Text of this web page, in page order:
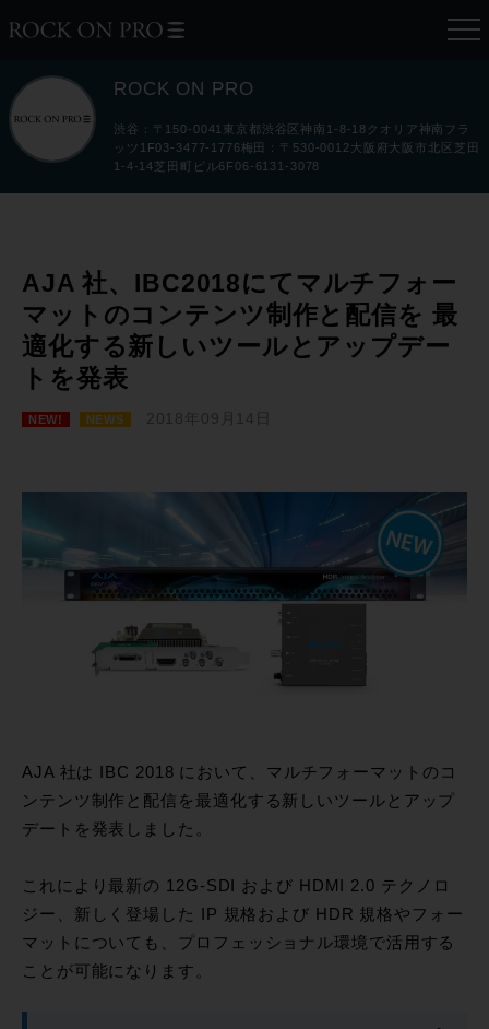
ROCK ON PRO
渋谷：〒150-0041東京都渋谷区神南1-8-18クオリア神南フラ
ッツ1F03-3477-1776梅田：〒530-0012大阪府大阪市北区芝田
1-4-14芝田町ビル6F06-6131-3078
AJA 社、IBC2018にてマルチフォー
マットのコンテンツ制作と配信を 最
適化する新しいツールとアップデー
トを発表
NEW! NEWS 2018年09月14日
AJA 社は IBC 2018 において、マルチフォーマットのコ
ンテンツ制作と配信を最適化する新しいツールとアップ
デートを発表しました。
これにより最新の 12G-SDI および HDMI 2.0 テクノロ
ジー、新しく登場した IP 規格および HDR 規格やフォー
マットについても、プロフェッショナル環境で活用する
ことが可能になります。